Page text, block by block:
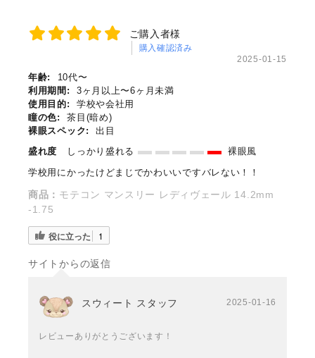
ご購入者様
購入確認済み
2025-01-15
年齢:
10代〜
利用期間:
3ヶ月以上〜6ヶ月未満
使用目的:
学校や会社用
瞳の色:
茶目(暗め)
裸眼スペック:
出目
盛れ度
しっかり盛れる
裸眼風
学校用にかったけどまじでかわいいですバレない！！
商品： モテコン マンスリー レディヴェール 14.2mm
-1.75
役に立った 1
サイトからの返信
スウィート スタッフ 2025-01-16
レビューありがとうございます！